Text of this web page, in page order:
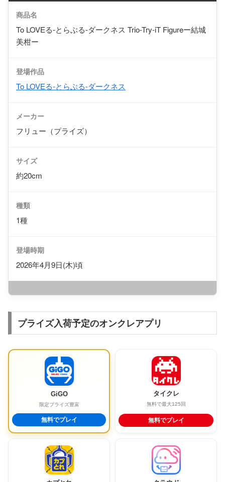
商品名
To LOVEる-とらぶる-ダークネス Trio-Try-iT Figureー結城
美柑ー
登場作品
To LOVEる-とらぶる-ダークネス
メーカー
フリュー（プライズ）
サイズ
約20cm
種類
1種
登場時期
2026年4月9日(木)頃
プライズ入荷予定のオンクレアプリ
GiGO
限定プライズ豊富
無料でプレイ
タイクレ
無料で最大125回
無料でプレイ